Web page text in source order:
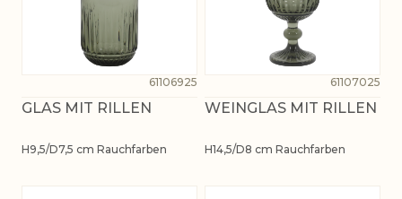
61106925
GLAS MIT RILLEN
H9,5/D7,5 cm Rauchfarben
61107025
WEINGLAS MIT RILLEN
H14,5/D8 cm Rauchfarben